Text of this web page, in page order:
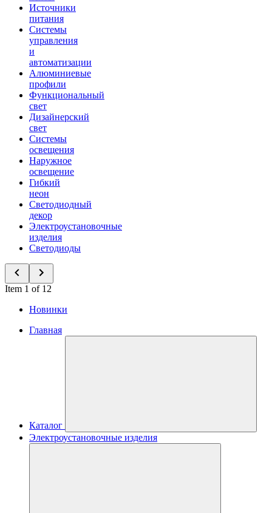
Источники
питания
Системы
управления
и
автоматизации
Алюминиевые
профили
Функциональный
свет
Дизайнерский
свет
Системы
освещения
Наружное
освещение
Гибкий
неон
Светодиодный
декор
Электроустановочные
изделия
Светодиоды
Item 1 of 12
Новинки
Главная
Каталог
Электроустановочные изделия